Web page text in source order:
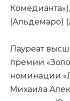
(Альдемаро)
Лауреат
премии
номинации
Михаила